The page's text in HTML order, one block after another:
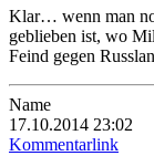
Klar… wenn man
geblieben ist, wo
Feind gegen
Name
17.10.2014 23:02
Kommentarlink